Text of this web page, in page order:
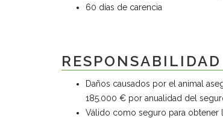
60 días de carencia
Daños causados por el animal
185.000 € por anualidad del
Válido como seguro para obtener